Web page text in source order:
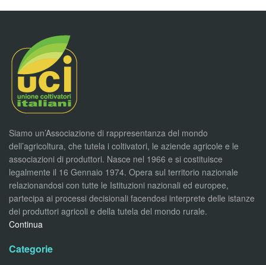
Siamo un’Associazione di rappresentanza del mondo
dell’agricoltura, che tutela i coltivatori, le aziende agricole e le
associazioni di produttori. Nasce nel 1966 e si costituisce
legalmente il 16 Gennaio 1974. Opera sul territorio nazionale
relazionandosi con tutte le Istituzioni nazionali ed europee,
partecipa ai processi decisionali facendosi interprete delle istanze
dei produttori agricoli e della tutela del mondo rurale.
Continua
Categorie